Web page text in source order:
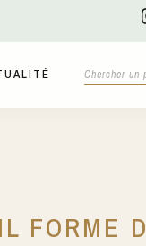
FORME D